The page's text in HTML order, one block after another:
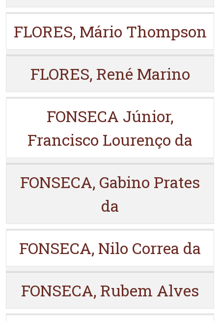
FLORES, Mário Thompson
FLORES, René Marino
FONSECA Júnior,
Francisco Lourenço da
FONSECA, Gabino Prates
da
FONSECA, Nilo Correa da
FONSECA, Rubem Alves